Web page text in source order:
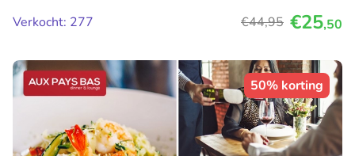
Verkocht: 277
€44,95 €25,50
50% korting